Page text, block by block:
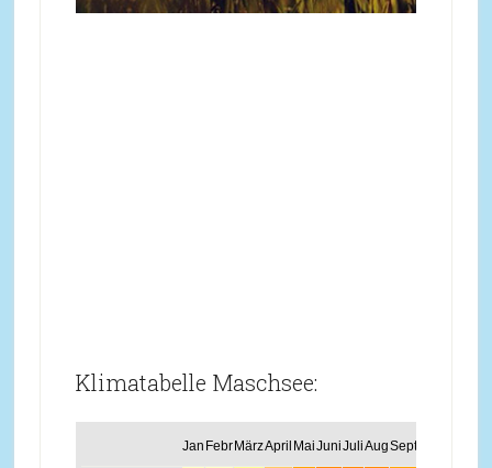
Klimatabelle Maschsee:
Jan Febr MärzApril MaiJuniJuliAugSept